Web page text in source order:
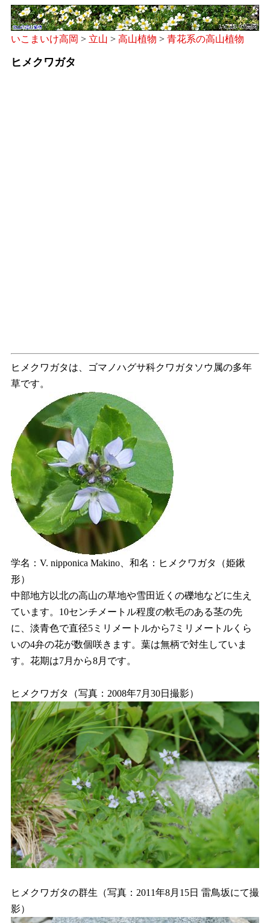
いこまいけ高岡 > 立山 > 高山植物 > 青花系の高山植物
ヒメクワガタ
ヒメクワガタは、ゴマノハグサ科クワガタソウ属の多年
草です。
学名：V. nipponica Makino、和名：ヒメクワガタ（姫鍬
形）
中部地方以北の高山の草地や雪田近くの礫地などに生え
ています。10センチメートル程度の軟毛のある茎の先
に、淡青色で直径5ミリメートルから7ミリメートルくら
いの4弁の花が数個咲きます。葉は無柄で対生していま
す。花期は7月から8月です。
ヒメクワガタ（写真：2008年7月30日撮影）
ヒメクワガタの群生（写真：2011年8月15日 雷鳥坂にて撮
影）